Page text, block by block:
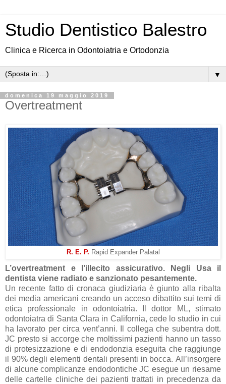
Studio Dentistico Balestro
Clinica e Ricerca in Odontoiatria e Ortodonzia
▼
domenica 19 maggio 2019
Overtreatment
R. E. P. Rapid Expander Palatal
L’overtreatment e l’illecito assicurativo. Negli Usa il
dentista viene radiato e sanzionato pesantemente.
Un recente fatto di cronaca giudiziaria è giunto alla ribalta
dei media americani creando un acceso dibattito sui temi di
etica professionale in odontoiatria.
Il dottor ML, stimato
odontoiatra di Santa Clara in California, cede lo studio in cui
ha lavorato per circa vent’anni. Il collega che subentra dott.
JC presto si accorge che moltissimi pazienti hanno un tasso
di protesizzazione e di endodonzia eseguita che raggiunge
il 90% degli elementi dentali presenti in bocca. All’insorgere
di alcune complicanze endodontiche JC esegue un riesame
delle cartelle cliniche dei pazienti trattati in precedenza da